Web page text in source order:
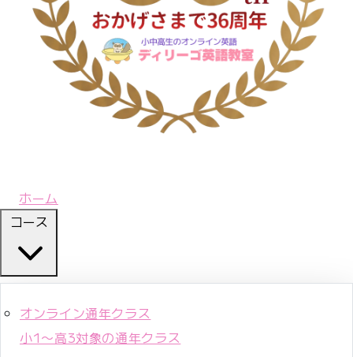
ホーム
コース
オンライン通年クラス
小1〜高3対象の通年クラス